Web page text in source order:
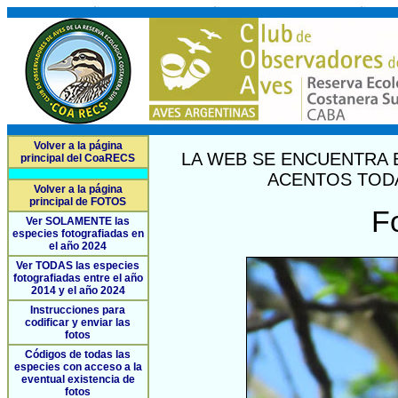
Volver a la página
principal del CoaRECS
Volver a la página
principal de FOTOS
Ver SOLAMENTE las
especies fotografiadas en
el año 2024
Ver TODAS las especies
fotografiadas entre el año
2014 y el año 2024
Instrucciones para
codificar y enviar las
fotos
Códigos de todas las
especies con acceso a la
eventual existencia de
fotos
LA WEB SE
ACENTOS